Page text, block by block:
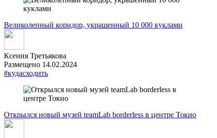
Великолепный коридор, украшенный 10 000 куклами
Ксения Третьякова
Размещено 14.02.2024
#кудасходить
Открылся новый музей teamLab borderless в центре Токио